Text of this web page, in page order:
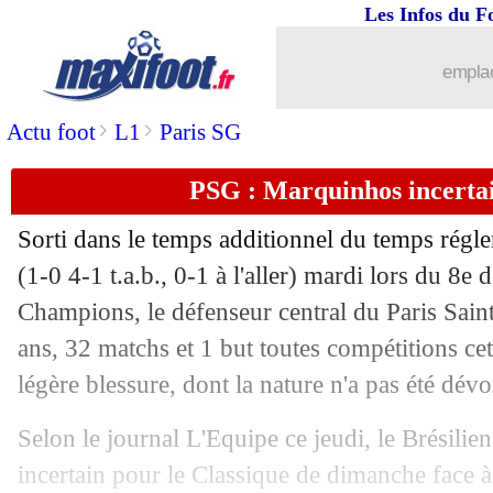
Actu foot> L1 > Paris SG
Les Infos du
PSG : Marquinhos
Sorti dans le temps additionnel du temps
(1-0 4-1 t.a.b., 0-1 à l'aller) mardi lors du 8e
Champions, le défenseur central du Paris
ans, 32 matchs et 1 but toutes compétitions
légère blessure, dont la nature n'a pas été
Selon le journal L'Equipe ce jeudi, le
incertain pour le Classique de dimanche face
: Cherki-Akliouche, le message
13/03 EdF: Doué, les justifications de
13/03 Bayern: Kimmich a prolongé
13/03 Liverpool: Al-Hilal en action pour
13/03 Real : les quarts de LdC, Ancelotti
13/03 EdF: un hommage pour Giroud
Espagne : Diao choisit finalement le